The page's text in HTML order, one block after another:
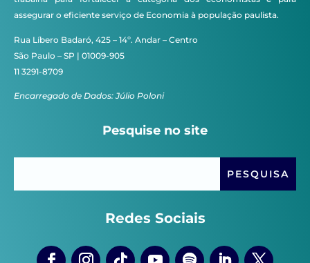
assegurar o eficiente serviço de Economia à população paulista.
Rua Líbero Badaró, 425 – 14º. Andar – Centro
São Paulo – SP | 01009-905
11 3291-8709
Encarregado de Dados: Júlio Poloni
Pesquise no site
Redes Sociais